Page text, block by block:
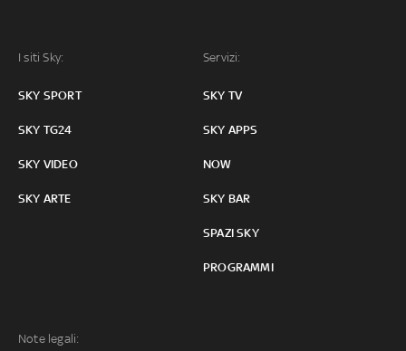
I siti Sky:
SKY SPORT
SKY TG24
SKY VIDEO
SKY ARTE
Servizi:
SKY TV
SKY APPS
NOW
SKY BAR
SPAZI SKY
PROGRAMMI
Note legali: